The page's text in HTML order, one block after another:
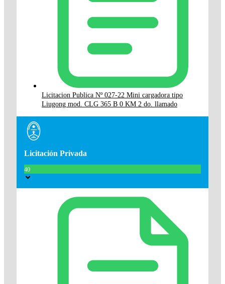
Licitacion Publica Nº 027-22 Mini cargadora tipo
Liugong mod. CLG 365 B 0 KM 2 do. llamado
Licitación Privada
40